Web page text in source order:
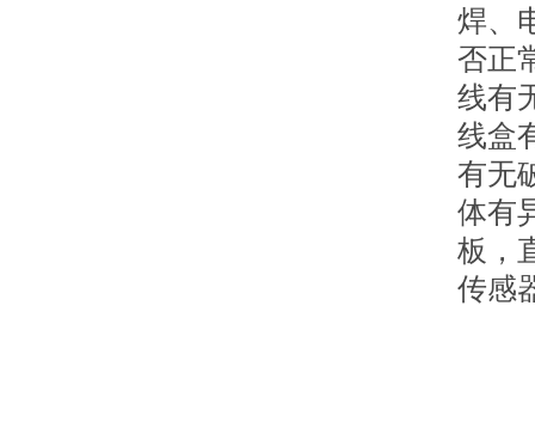
焊、
否正
线有
线盒
有无
体有
板，
传感